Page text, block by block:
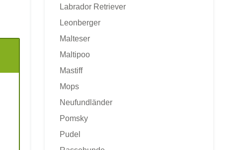
Labrador Retriever
Leonberger
Malteser
Maltipoo
Mastiff
Mops
Neufundländer
Pomsky
Pudel